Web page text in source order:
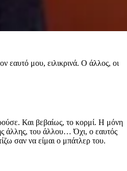
εαυτό μου, ειλικρινά. Ο άλλος, οι
Και βεβαίως, το κορμί. Η μόνη
άλλης, του άλλου… Όχι, ο εαυτός
σαν να είμαι ο μπάτλερ του.